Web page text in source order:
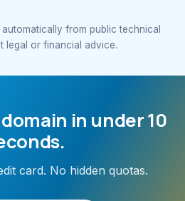
from public technical
legal or financial advice.
in under 10
card. No hidden quotas.